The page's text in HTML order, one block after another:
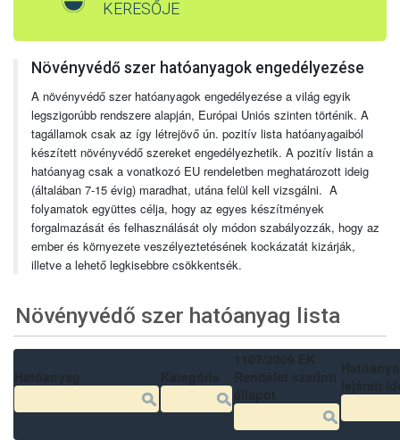
KERESŐJE
Növényvédő szer hatóanyagok engedélyezése
A növényvédő szer hatóanyagok engedélyezése a világ egyik
legszigorúbb rendszere alapján, Európai Uniós szinten történik. A
tagállamok csak az így létrejövő ún. pozitív lista hatóanyagaiból
készített növényvédő szereket engedélyezhetik. A pozitív listán a
hatóanyag csak a vonatkozó EU rendeletben meghatározott ideig
(általában 7-15 évig) maradhat, utána felül kell vizsgálni. A
folyamatok együttes célja, hogy az egyes készítmények
forgalmazását és felhasználását oly módon szabályozzák, hogy az
ember és környezete veszélyeztetésének kockázatát kizárják,
illetve a lehető legkisebbre csökkentsék.
Növényvédő szer hatóanyag lista